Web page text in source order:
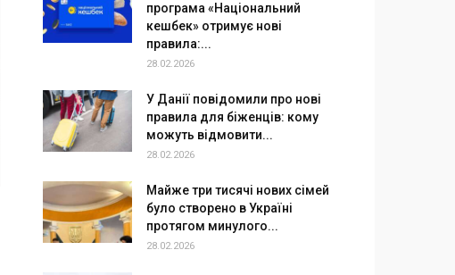
програма «Національний
кешбек» отримує нові
правила:...
28.02.2026
У Данії повідомили про нові
правила для біженців: кому
можуть відмовити...
28.02.2026
Майже три тисячі нових сімей
було створено в Україні
протягом минулого...
28.02.2026